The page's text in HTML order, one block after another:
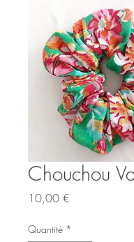
Chouchou
10,00 €
Quantité *